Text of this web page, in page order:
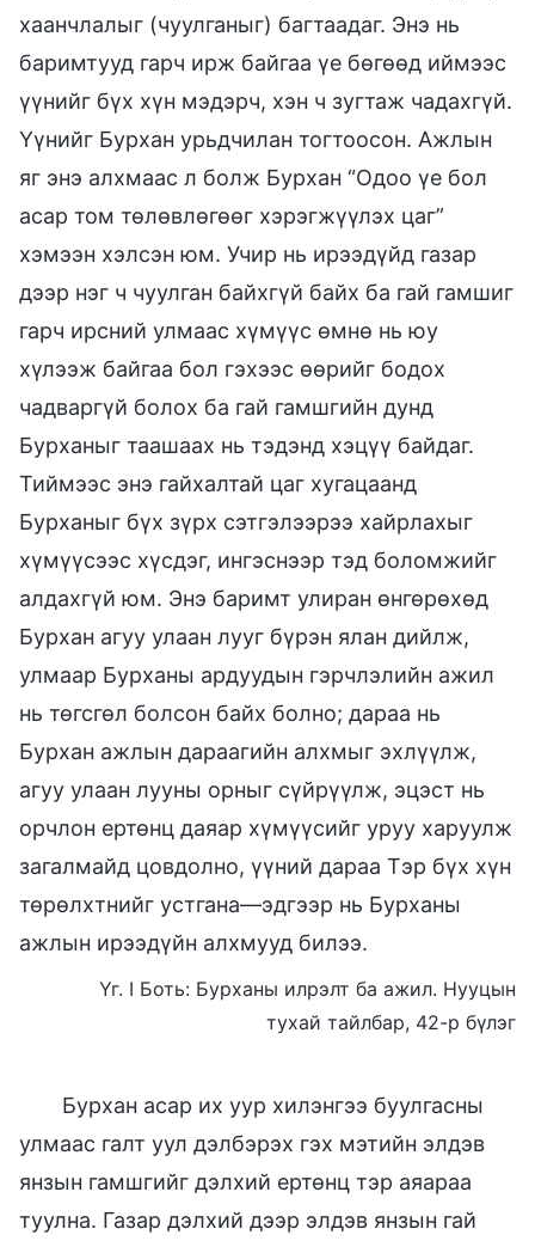
хаанчлалыг (чуулганыг) багтаадаг. Энэ нь
баримтууд гарч ирж байгаа үе бөгөөд иймээс
үүнийг бүх хүн мэдэрч, хэн ч зугтаж чадахгүй.
Үүнийг Бурхан урьдчилан тогтоосон. Ажлын
яг энэ алхмаас л болж Бурхан “Одоо үе бол
асар том төлөвлөгөөг хэрэгжүүлэх цаг”
хэмээн хэлсэн юм. Учир нь ирээдүйд газар
дээр нэг ч чуулган байхгүй байх ба гай гамшиг
гарч ирсний улмаас хүмүүс өмнө нь юу
хүлээж байгаа бол гэхээс өөрийг бодох
чадваргүй болох ба гай гамшгийн дунд
Бурханыг таашаах нь тэдэнд хэцүү байдаг.
Тиймээс энэ гайхалтай цаг хугацаанд
Бурханыг бүх зүрх сэтгэлээрээ хайрлахыг
хүмүүсээс хүсдэг, ингэснээр тэд боломжийг
алдахгүй юм. Энэ баримт улиран өнгөрөхөд
Бурхан агуу улаан лууг бүрэн ялан дийлж,
улмаар Бурханы ардуудын гэрчлэлийн ажил
нь төгсгөл болсон байх болно; дараа нь
Бурхан ажлын дараагийн алхмыг эхлүүлж,
агуу улаан лууны орныг сүйрүүлж, эцэст нь
орчлон ертөнц даяар хүмүүсийг уруу харуулж
загалмайд цовдолно, үүний дараа Тэр бүх хүн
төрөлхтнийг устгана—эдгээр нь Бурханы
ажлын ирээдүйн алхмууд билээ.
Үг. I Боть: Бурханы илрэлт ба ажил. Нууцын
тухай тайлбар, 42-р бүлэг
Бурхан асар их уур хилэнгээ буулгасны
улмаас галт уул дэлбэрэх гэх мэтийн элдэв
янзын гамшгийг дэлхий ертөнц тэр аяараа
туулна. Газар дэлхий дээр элдэв янзын гай